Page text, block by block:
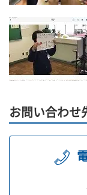
お問い合わせ